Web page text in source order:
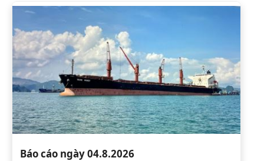
Báo cáo ngày 04.8.2026